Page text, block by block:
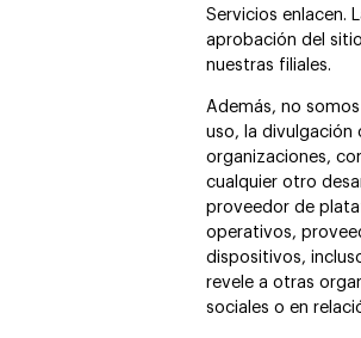
Servicios enlacen.
aprobación del
nuestras filiales.
Además, no
uso, la divulgación
organizaciones,
cualquier otro
proveedor de
operativos,
dispositivos,
revele a otras
sociales o en